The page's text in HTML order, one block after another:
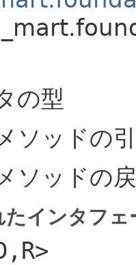
の型
ッドの
ッドの
インタフ